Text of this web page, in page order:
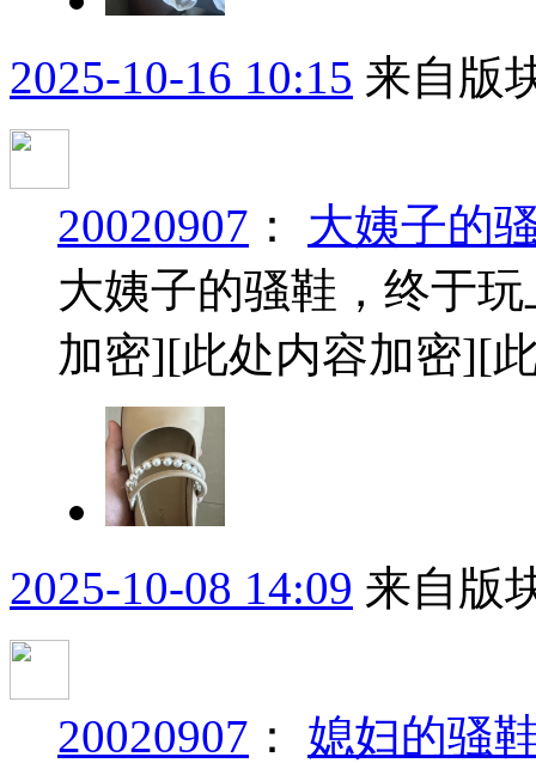
2025-10-16 10:15 来自版
20020907 ： 大姨子的
大姨子的骚鞋，终于玩
加密][此处内容加密][
2025-10-08 14:09 来自版
20020907 ： 媳妇的骚